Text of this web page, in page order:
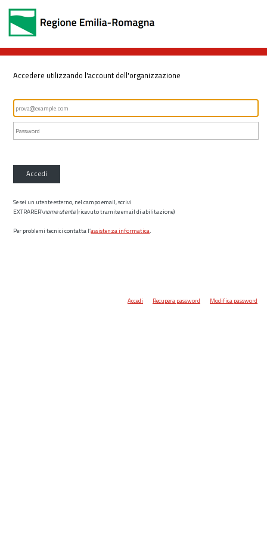
Accedere utilizzando l'account dell'organizzazione
Accedi
Se sei un utente esterno, nel campo email, scrivi
EXTRARER\nome utente(ricevuto tramite email di abilitazione)
Per problemi tecnici contatta l’assistenza informatica.
Accedi Recupera password Modifica password